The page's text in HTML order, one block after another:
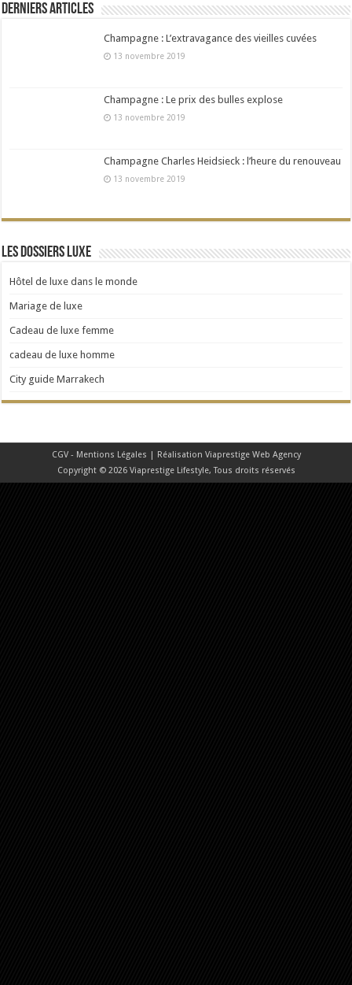
Derniers articles
Champagne : L’extravagance des vieilles cuvées
13 novembre 2019
Champagne : Le prix des bulles explose
13 novembre 2019
Champagne Charles Heidsieck : l’heure du renouveau
13 novembre 2019
Les dossiers Luxe
Hôtel de luxe dans le monde
Mariage de luxe
Cadeau de luxe femme
cadeau de luxe homme
City guide Marrakech
CGV - Mentions Légales | Réalisation Viaprestige Web Agency
Copyright © 2026 Viaprestige Lifestyle, Tous droits réservés